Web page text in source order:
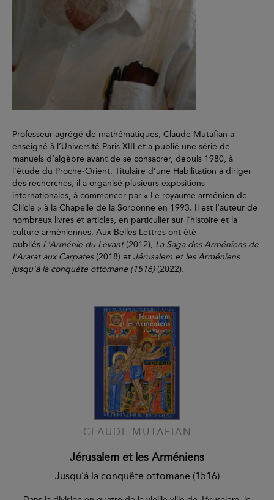
Professeur agrégé de mathématiques, Claude Mutafian a
enseigné à l’Université Paris XIII et a publié une série de
manuels d’algèbre avant de se consacrer, depuis 1980, à
l’étude du Proche-Orient. Titulaire d’une Habilitation à diriger
des recherches, il a organisé plusieurs expositions
internationales, à commencer par « Le royaume arménien de
Cilicie » à la Chapelle de la Sorbonne en 1993. Il est l’auteur de
nombreux livres et articles, en particulier sur l’histoire et la
culture arméniennes. Aux Belles Lettres ont été
publiés L'Arménie du Levant(2012), La Saga des Arméniens de
l'Ararat aux Carpates(2018) et Jérusalem et les Arméniens
jusqu'à la conquête ottomane (1516)(2022).
CLAUDE MUTAFIAN
Jérusalem et les Arméniens
Jusqu’à la conquête ottomane (1516)